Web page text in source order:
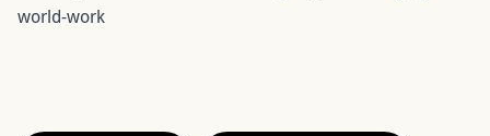
world-work